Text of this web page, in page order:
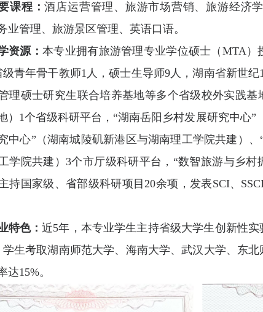
课程：酒店运营管理、旅游市场营销、旅游经济
业管理、旅游景区管理、英语口语。
资源：本专业拥有旅游管理专业学位硕士（MTA
青年骨干教师1人，硕士生导师9人，湖南省新世
理硕士研究生联合培养基地等多个省级校外实践
）1个省级科研平台，“湖南岳阳乡村发展研究中心
中心”（湖南城陵矶新港区与湖南理工学院共建）
学院共建）3个市厅级科研平台，“数智旅游与乡
持国家级、省部级科研项目20余项，发表SCI、
特色：近5年，本专业学生主持省级大学生创新性
生考取湖南师范大学、海南大学、武汉大学、东
达15%。